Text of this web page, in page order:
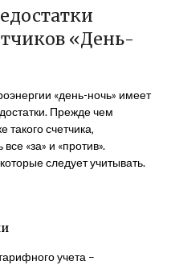
«День-
«день-ночь» имеет
Прежде чем
счетчика‚
«за» и «против».
следует учитывать.
учета –